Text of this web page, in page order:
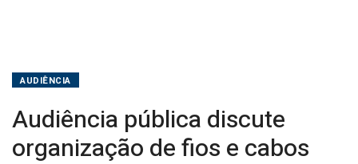
AUDIÊNCIA
Audiência pública discute
organização de fios e cabos